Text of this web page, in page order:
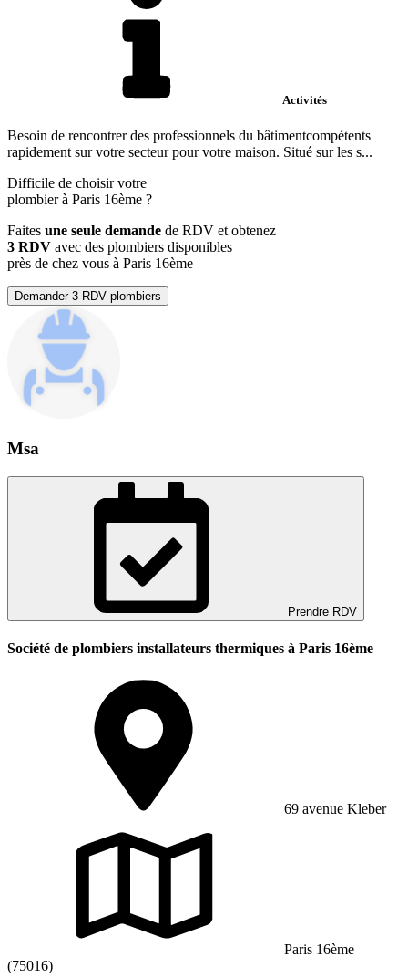
Activités
Besoin de rencontrer des professionnels du bâtimentcompétents
rapidement sur votre secteur pour votre maison. Situé sur les s...
Difficile de choisir votre
plombier à Paris 16ème ?
Faites une seule demande de RDV et obtenez
3 RDV avec des plombiers disponibles
près de chez vous à Paris 16ème
Demander 3 RDV plombiers
Msa
Prendre RDV
Société de plombiers installateurs thermiques à Paris 16ème
69 avenue Kleber
Paris 16ème
(75016)